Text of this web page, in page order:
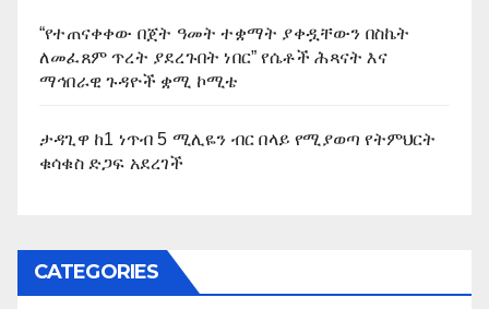
“የተጠናቀቀው በጀት ዓመት ተቋማት ያቀዷቸውን በስኬት
ለመፈጸም ጥረት ያደረጉበት ነበር” የሴቶች ሕጻናት እና
ማኅበራዊ ጉዳዮች ቋሚ ኮሚቴ
ታዳጊዋ ከ1 ነጥብ 5 ሚሊዬን ብር በላይ የሚያወጣ የትምህርት
ቁሳቁስ ድጋፍ አደረገች
CATEGORIES